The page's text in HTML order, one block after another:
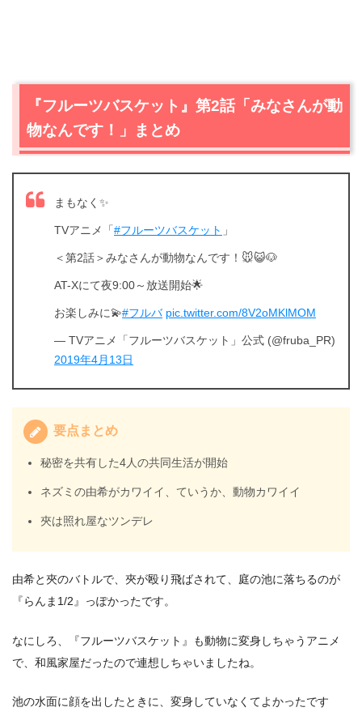
『フルーツバスケット』第2話「みなさんが動
物なんです！」まとめ
まもなく✨
TVアニメ「 #フルーツバスケット 」
＜第2話＞みなさんが動物なんです！🐭😺🐶
AT-Xにて夜9:00～放送開始🌟
お楽しみに💫#フルバ pic.twitter.com/8V2oMKlMOM
— TVアニメ「フルーツバスケット」公式 (@fruba_PR)
2019年4月13日
要点まとめ
秘密を共有した4人の共同生活が開始
ネズミの由希がカワイイ、ていうか、動物カワイイ
夾は照れ屋なツンデレ
由希と夾のバトルで、夾が殴り飛ばされて、庭の池に落ちるのが
『らんま1/2』っぽかったです。
なにしろ、『フルーツバスケット』も動物に変身しちゃうアニメ
で、和風家屋だったので連想しちゃいましたね。
池の水面に顔を出したときに、変身していなくてよかったです